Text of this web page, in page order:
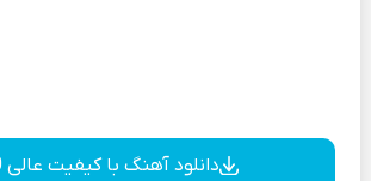
دانلود آهنگ با کیفیت عالی 320